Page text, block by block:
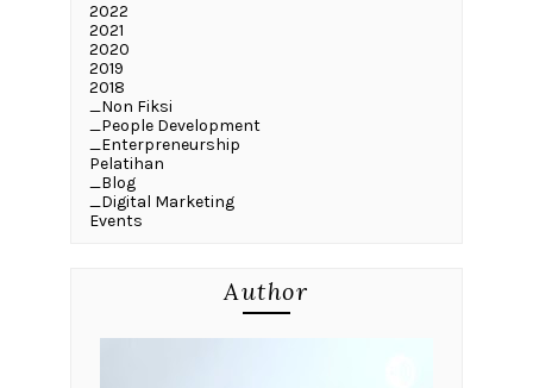
2022
2021
2020
2019
2018
_Non Fiksi
_People Development
_Enterpreneurship
Pelatihan
_Blog
_Digital Marketing
Events
Author